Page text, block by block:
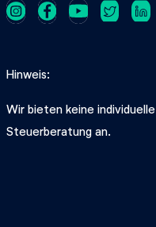
Hinweis
Wir bieten keine individuelle
Steuerberatung an.